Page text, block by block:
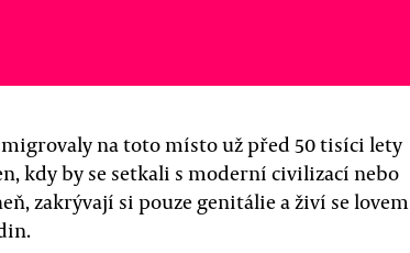
na toto místo už před 50 tisíci lety
kdy by se setkali s moderní civilizací nebo
zakrývají si pouze genitálie a živí se lovem